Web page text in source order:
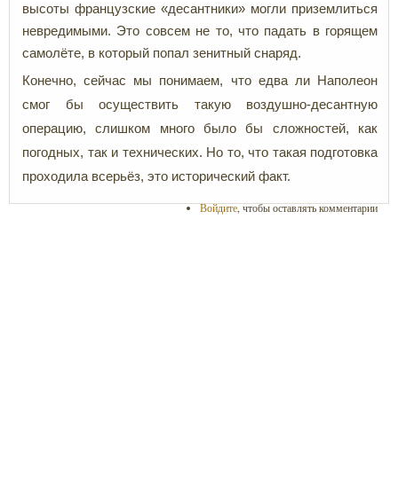
высоты французские «десантники» могли приземлиться
невредимыми. Это совсем не то, что падать в горящем
самолёте, в который попал зенитный снаряд.
Конечно, сейчас мы понимаем, что едва ли Наполеон
смог бы осуществить такую воздушно-десантную
операцию, слишком много было бы сложностей, как
погодных, так и технических. Но то, что такая подготовка
проходила всерьёз, это исторический факт.
Войдите, чтобы оставлять комментарии